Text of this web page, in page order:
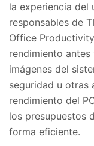
la experiencia del
responsables de
Office
rendimiento
imágenes del
seguridad u otras
rendimiento del
los presupuestos
forma eficiente.